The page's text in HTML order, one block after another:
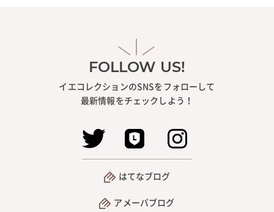
FOLLOW US!
イエコレクションのSNSをフォローして
最新情報をチェックしよう！
はてなブログ
アメーバブログ